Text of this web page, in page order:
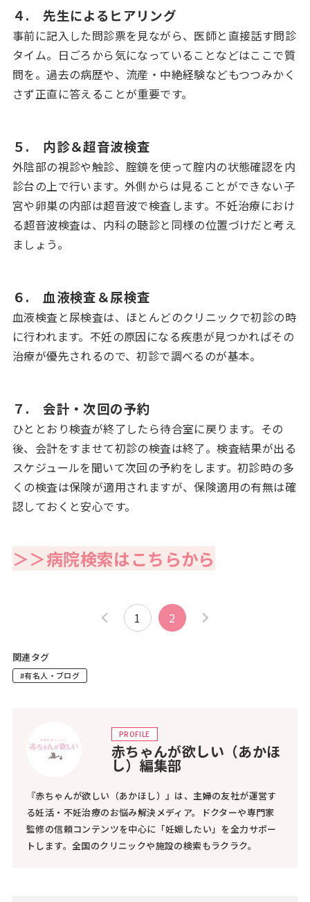
４. 先生によるヒアリング
事前に記入した問診票を見ながら、医師と直接話す問診
タイム。日ごろから気になっていることなどはここで質
問を。過去の病歴や、流産・中絶経験などもつつみかく
さず正直に答えることが重要です。
５. 内診＆超音波検査
外陰部の視診や触診、腟鏡を使って腟内の状態確認を内
診台の上で行います。外側からは見ることができない子
宮や卵巣の内部は超音波で検査します。不妊治療におけ
る超音波検査は、内科の聴診と同様の位置づけだと考え
ましょう。
６. 血液検査＆尿検査
血液検査と尿検査は、ほとんどのクリニックで初診の時
に行われます。不妊の原因になる疾患が見つかればその
治療が優先されるので、初診で調べるのが基本。
７. 会計・次回の予約
ひととおり検査が終了したら待合室に戻ります。その
後、会計をすませて初診の検査は終了。検査結果が出る
スケジュールを聞いて次回の予約をします。初診時の多
くの検査は保険が適用されますが、保険適用の有無は確
認しておくと安心です。
＞＞病院検索はこちらから
1 2
関連タグ
#有名人・ブログ
PROFILE
赤ちゃんが欲しい（あかほ
し）編集部
『赤ちゃんが欲しい（あかほし）』は、主婦の友社が運営す
る妊活・不妊治療のお悩み解決メディア。ドクターや専門家
監修の信頼コンテンツを中心に「妊娠したい」を全力サポー
トします。全国のクリニックや施設の検索もラクラク。